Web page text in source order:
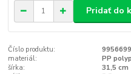
Pridať do
Číslo produktu:
9956699
materiál:
PP
šírka:
31,5 cm